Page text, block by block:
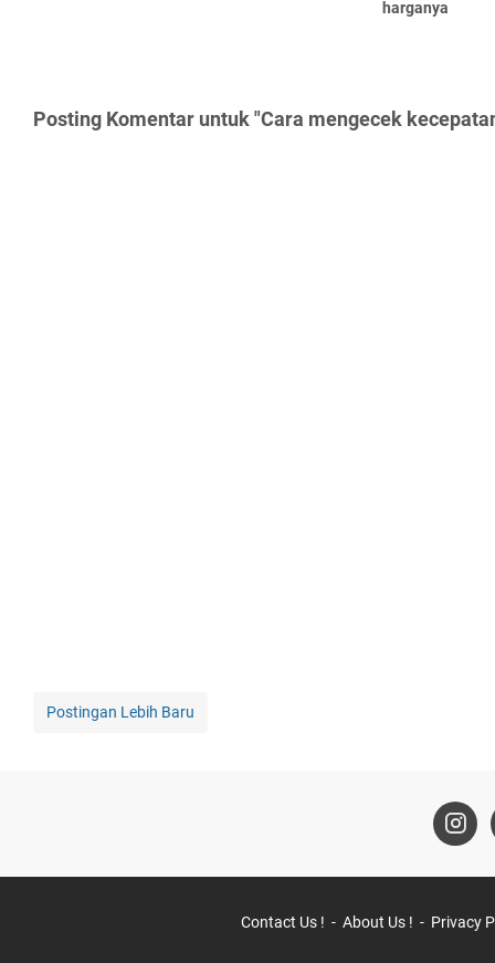
harganya
Posting Komentar untuk "Cara mengecek
Postingan Lebih Baru
Contact Us ! About Us ! Privacy